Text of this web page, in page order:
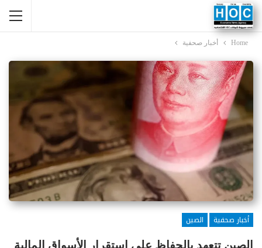
Home أخبار صحفية
أخبار صحفية
الصين
الصين تتعهد بالحفاظ على استقرار الأسواق المالية